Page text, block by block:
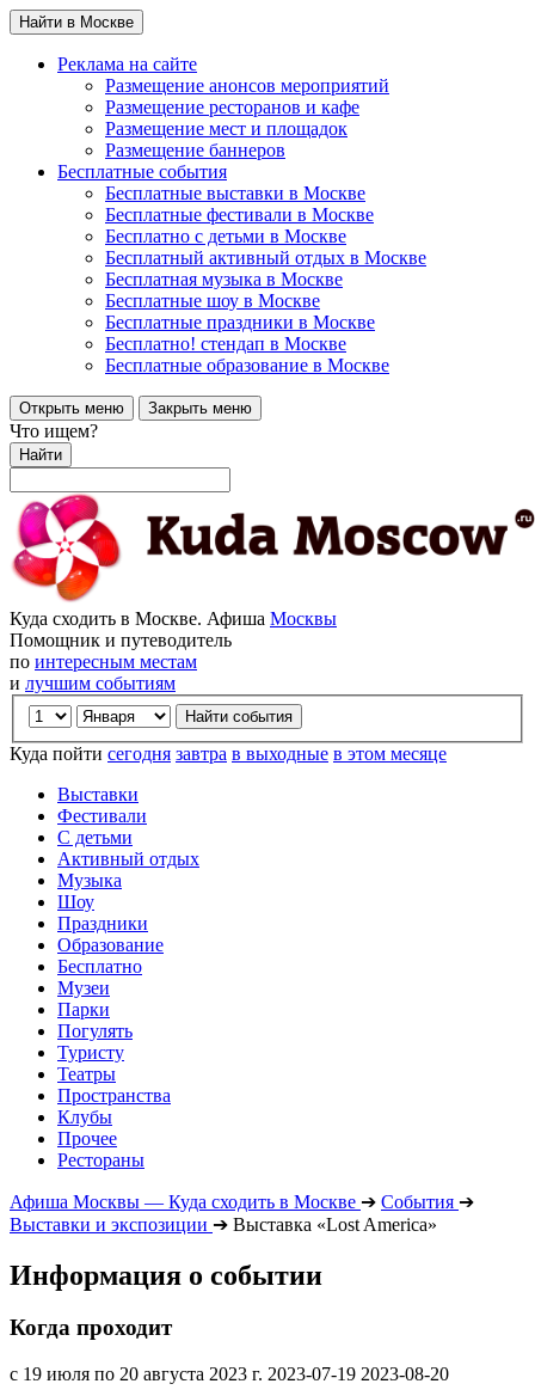
Найти в Москве
Реклама на сайте
Размещение анонсов мероприятий
Размещение ресторанов и кафе
Размещение мест и площадок
Размещение баннеров
Бесплатные события
Бесплатные выставки в Москве
Бесплатные фестивали в Москве
Бесплатно с детьми в Москве
Бесплатный активный отдых в Москве
Бесплатная музыка в Москве
Бесплатные шоу в Москве
Бесплатные праздники в Москве
Бесплатно! стендап в Москве
Бесплатные образование в Москве
Открыть меню Закрыть меню
Что ищем?
Найти
Куда сходить в Москве. Афиша Москвы
Помощник и путеводитель
по интересным местам
и лучшим событиям
Куда пойти сегодня завтра в выходные в этом месяце
Выставки
Фестивали
С детьми
Активный отдых
Музыка
Шоу
Праздники
Образование
Бесплатно
Музеи
Парки
Погулять
Туристу
Театры
Пространства
Клубы
Прочее
Рестораны
Афиша Москвы — Куда сходить в Москве ➔ События ➔
Выставки и экспозиции ➔ Выставка «Lost America»
Информация о событии
Когда проходит
с 19 июля по 20 августа 2023 г. 2023-07-19 2023-08-20